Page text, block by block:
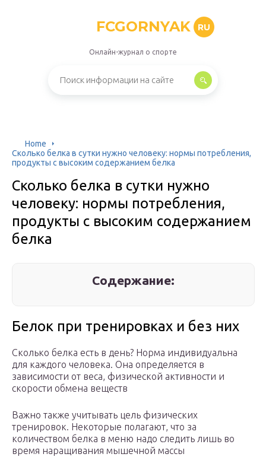
FCGORNYAK RU
Онлайн-журнал о спорте
Home
Сколько белка в сутки нужно человеку: нормы потребления,
продукты с высоким содержанием белка
Сколько белка в сутки нужно
человеку: нормы потребления,
продукты с высоким содержанием
белка
Содержание:
Белок при тренировках и без них
Сколько белка есть в день? Норма индивидуальна
для каждого человека. Она определяется в
зависимости от веса, физической активности и
скорости обмена веществ
Важно также учитывать цель физических
тренировок. Некоторые полагают, что за
количеством белка в меню надо следить лишь во
время наращивания мышечной массы